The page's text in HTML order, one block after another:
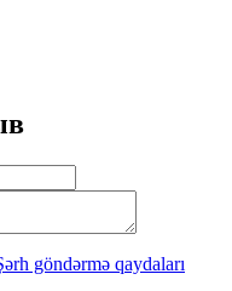
göndərmə qaydaları